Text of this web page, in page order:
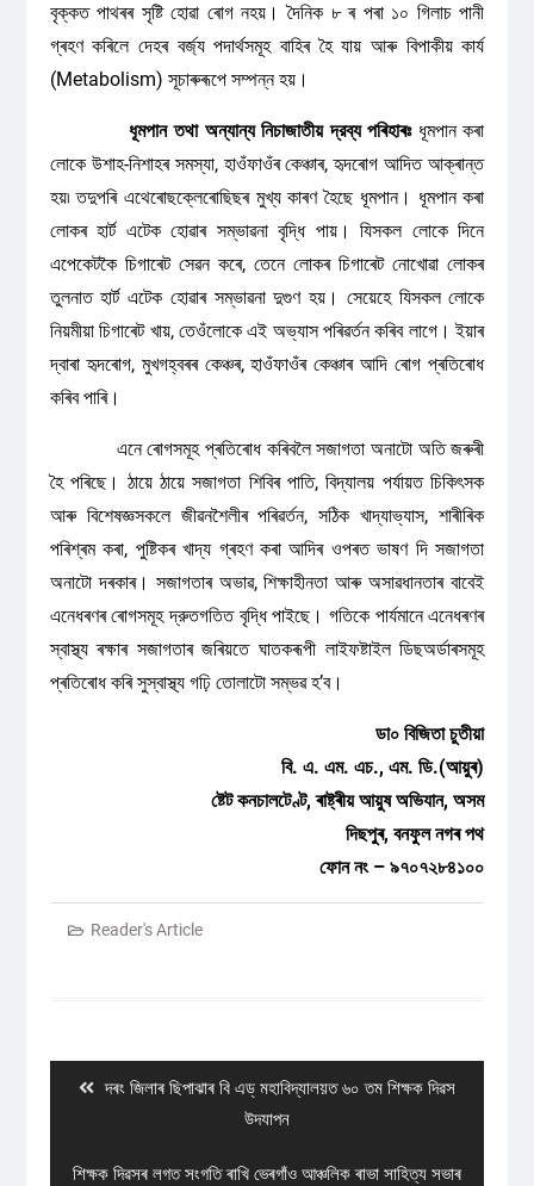
বৃক্কত পাথৰৰ সৃষ্টি হোৱা ৰোগ নহয়। দৈনিক ৮ ৰ পৰা ১০ গিলাচ পানী
গ্ৰহণ কৰিলে দেহৰ বর্জ্য পদার্থসমূহ বাহিৰ হৈ যায় আৰু বিপাকীয় কার্য
(Metabolism) সূচাৰুৰূপে সম্পন্ন হয়।
ধূমপান তথা অন্যান্যনিচাজাতীয়দ্রব্যপৰিহাৰঃধূমপান কৰা
লোকে উশাহ-নিশাহৰ সমস্যা, হাওঁফাওঁৰ কেঞ্চাৰ, হৃদৰোগ আদিত আক্ৰান্ত
হয়৷ তদুপৰি এথেৰোছক্লেৰোছিছৰ মুখ্য কাৰণ হৈছে ধূমপান। ধূমপান কৰা
লোকৰ হাৰ্ট এটেক হোৱাৰ সম্ভাৱনা বৃদ্ধি পায়। যিসকল লোকে দিনে
এপেকেটকৈ চিগাৰেট সেৱন কৰে, তেনে লোকৰ চিগাৰেট নোখোৱা লোকৰ
তুলনাত হাৰ্ট এটেক হোৱাৰ সম্ভাৱনা দুগুণ হয়। সেয়েহে যিসকল লোকে
নিয়মীয়া চিগাৰেট খায়, তেওঁলোকে এই অভ্যাস পৰিৱৰ্তন কৰিব লাগে। ইয়াৰ
দ্বাৰা হৃদৰোগ, মুখগহ্বৰৰ কেঞ্চৰ, হাওঁফাওঁৰ কেঞ্চাৰ আদি ৰোগ প্ৰতিৰোধ
কৰিব পাৰি।
এনে ৰোগসমূহ প্ৰতিৰোধ কৰিবলৈ সজাগতা অনাটো অতি জৰুৰী
হৈ পৰিছে। ঠায়ে ঠায়ে সজাগতা শিবিৰ পাতি, বিদ্যালয় পর্যায়ত চিকিৎসক
আৰু বিশেষজ্ঞসকলে জীৱনশৈলীৰ পৰিৱৰ্তন, সঠিক খাদ্যাভ্যাস, শাৰীৰিক
পৰিশ্ৰম কৰা, পুষ্টিকৰ খাদ্য গ্ৰহণ কৰা আদিৰ ওপৰত ভাষণ দি সজাগতা
অনাটো দৰকাৰ। সজাগতাৰ অভাৱ, শিক্ষাহীনতা আৰু অসাৱধানতাৰ বাবেই
এনেধৰণৰ ৰোগসমূহ দ্রুতগতিত বৃদ্ধি পাইছে। গতিকে পার্যমানে এনেধৰণৰ
স্বাস্থ্য ৰক্ষাৰ সজাগতাৰ জৰিয়তে ঘাতকৰূপী লাইফষ্টাইল ডিছঅৰ্ডাৰসমূহ
প্ৰতিৰোধ কৰি সুস্বাস্থ্য গঢ়ি তোলাটো সম্ভৱ হ’ব।
ডা০ বিজিতা চুতীয়া
বি. এ. এম. এচ., এম. ডি.(আয়ুৰ)
ষ্টেট কনচালটেণ্ট, ৰাষ্ট্ৰীয় আয়ুষ অভিযান, অসম
দিছপুৰ, বনফুল নগৰ পথ
ফোন নং – ৯৭০৭২৮৪১০০
Reader's Article
Previous
দৰং জিলাৰ ছিপাঝাৰ বি এড্ মহাবিদ্যালয়ত ৬০ তম শিক্ষক দিৱস
উদযাপন
Next
শিক্ষক দিৱসৰ লগত সংগতি ৰাখি ভেৰগাঁও আঞ্চলিক ৰাভা সাহিত্য সভাৰ